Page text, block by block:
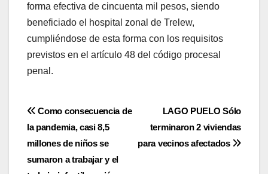
forma efectiva de cincuenta mil pesos, siendo
beneficiado el hospital zonal de Trelew,
cumpliéndose de esta forma con los requisitos
previstos en el artículo 48 del código procesal
penal.
Navegación
de
entradas
LAGO PUELO Sólo
terminaron 2 viviendas
para vecinos afectados
Como consecuencia de
la pandemia, casi 8,5
millones de niños se
sumaron a trabajar y el